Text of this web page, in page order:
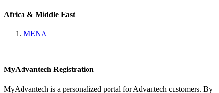
Africa & Middle East
MENA
MyAdvantech Registration
MyAdvantech is a personalized portal for Advantech customers. By